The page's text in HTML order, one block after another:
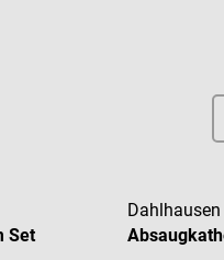
Set
Dahlhausen